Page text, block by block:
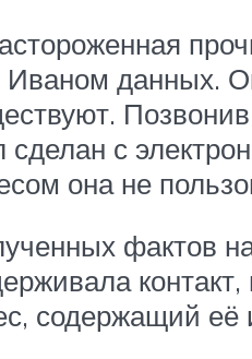
данных.
сделан с
она не
фактов
содержащий